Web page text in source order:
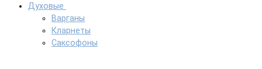
Духовые
Варганы
Кларнеты
Саксофоны